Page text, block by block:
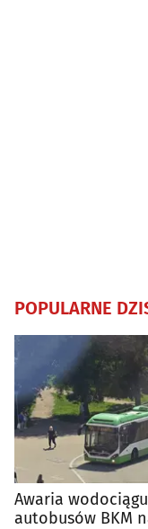
POPULARNE
Awaria
autobusów BKM